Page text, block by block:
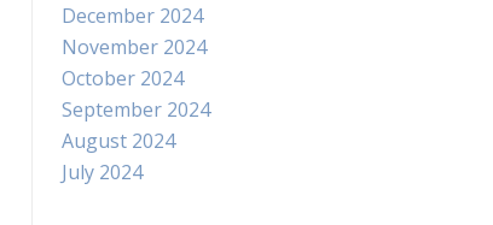
December 2024
November 2024
October 2024
September 2024
August 2024
July 2024